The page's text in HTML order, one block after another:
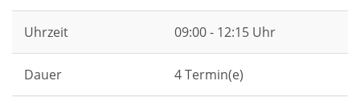
Uhrzeit 09:00 - 12:15 Uhr
Dauer 4 Termin(e)